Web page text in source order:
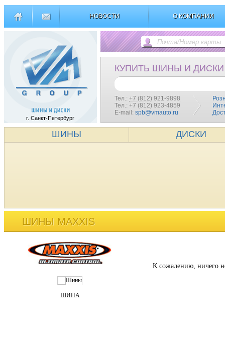
НОВОСТИ О КОМПАНИИ
г. Санкт-Петербург
КУПИТЬ ШИНЫ И ДИСКИ
Тел.: +7 (812) 921-9898
Тел.: +7 (812) 923-4859
E-mail: spb@vmauto.ru
ШИНЫ ДИСКИ
ШИНЫ MAXXIS
ШИНА
К сожалению, ничего